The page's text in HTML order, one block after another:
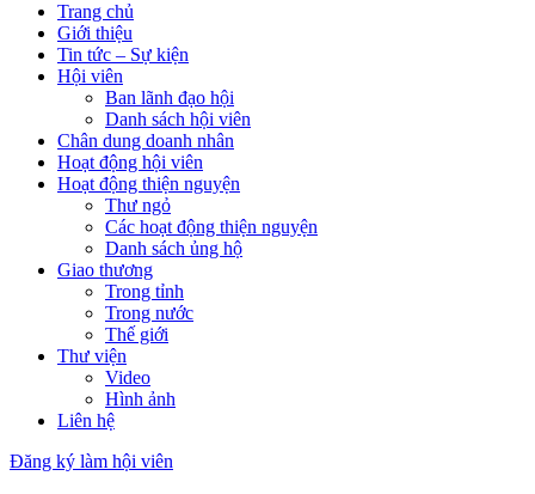
Trang chủ
Giới thiệu
Tin tức – Sự kiện
Hội viên
Ban lãnh đạo hội
Danh sách hội viên
Chân dung doanh nhân
Hoạt động hội viên
Hoạt động thiện nguyện
Thư ngỏ
Các hoạt động thiện nguyện
Danh sách ủng hộ
Giao thương
Trong tỉnh
Trong nước
Thế giới
Thư viện
Video
Hình ảnh
Liên hệ
Đăng ký làm hội viên